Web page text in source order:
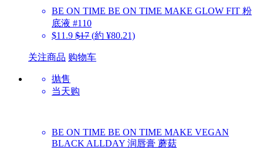
BE ON TIME BE ON TIME MAKE GLOW FIT 粉
底液 #110
$11.9 $17 (約 ¥80.21)
关注商品 购物车
抛售
当天购
BE ON TIME BE ON TIME MAKE VEGAN
BLACK ALLDAY 润唇膏 蘑菇